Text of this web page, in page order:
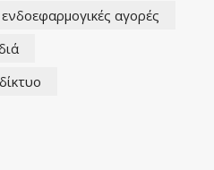
ενδοεφαρμογικές αγορές